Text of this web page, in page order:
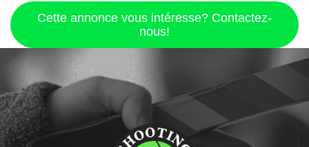
Cette annonce vous intéresse? Contactez-
nous!